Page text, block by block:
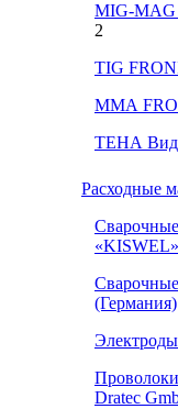
MIG-MAG
2
TIG
ММА
ТЕНА
Расходные
(Германия)
Dratec